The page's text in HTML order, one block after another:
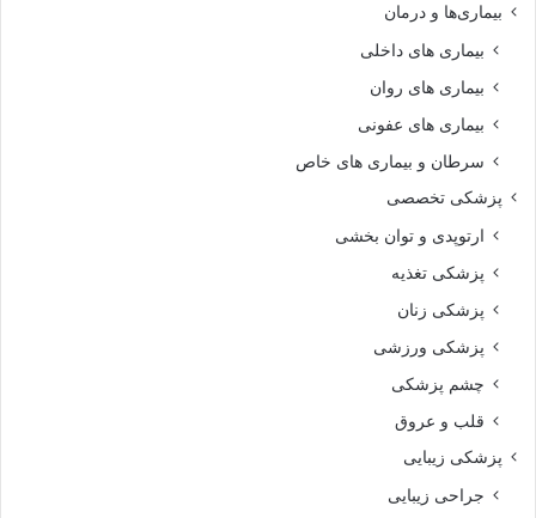
بیماری‌ها و درمان
بیماری های داخلی
بیماری های روان‌
بیماری های عفونی
سرطان و بیماری های خاص
پزشکی تخصصی
ارتوپدی و توان بخشی
پزشکی تغذیه
پزشکی زنان
پزشکی ورزشی
چشم پزشکی
قلب و عروق
پزشکی زیبایی
جراحی زیبایی